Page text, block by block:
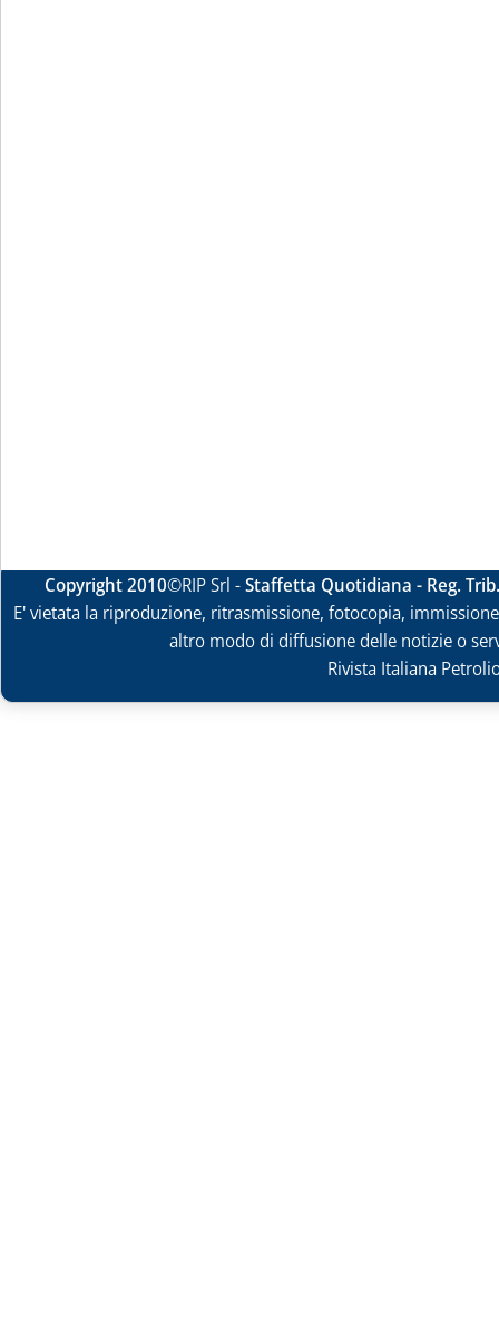
Copyright 2010©RIP Srl -Staffetta Quotidiana - Reg.
E' vietata la riproduzione, ritrasmissione, fotocopia,
altro modo di diffusione delle notizie o
Rivista Italiana